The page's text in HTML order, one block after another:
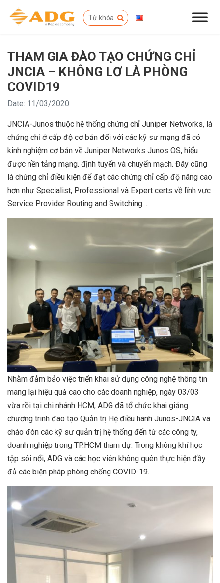
THAM GIA ĐÀO TẠO CHỨNG CHỈ
JNCIA – KHÔNG LƠ LÀ PHÒNG
COVID19
Date: 11/03/2020
JNCIA-Junos thuộc hệ thống chứng chỉ Juniper Networks, là
chứng chỉ ở cấp độ cơ bản đối với các kỹ sư mạng đã có
kinh nghiệm cơ bản về Juniper Networks Junos OS, hiểu
được nền tảng mạng, định tuyến và chuyển mạch. Đây cũng
là chứng chỉ điều kiện để đạt các chứng chỉ cấp độ nâng cao
hơn như Specialist, Professional và Expert certs về lĩnh vực
Service Provider Routing and Switching….
Nhằm đảm bảo việc triển khai sử dụng công nghệ thông tin
mang lại hiệu quả cao cho các doanh nghiệp, ngày 03/03
vừa rồi tại chi nhánh HCM, ADG đã tổ chức khai giảng
chương trình đào tạo Quản trị Hệ điều hành Junos-JNCIA và
chào đón các kỹ sư quản trị hệ thống đến từ các công ty,
doanh nghiệp trong TP.HCM tham dự. Trong không khí học
tập sôi nổi, ADG và các học viên không quên thực hiện đầy
đủ các biện pháp phòng chống COVID-19.